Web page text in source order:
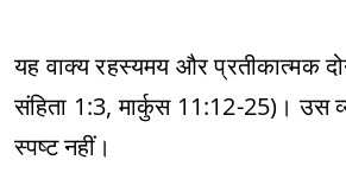
यह वाक्य रहस्यमय और प्रतीकात्मक
संहिता 1:3, मार्कुस 11:12-25)। उस
स्पष्ट नहीं।